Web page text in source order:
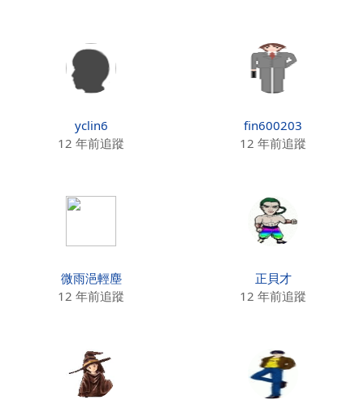
yclin6
12 年前追蹤
fin600203
12 年前追蹤
微雨浥輕塵
12 年前追蹤
正貝才
12 年前追蹤